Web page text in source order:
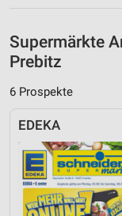
Supermärkte
Prebitz
6 Prospekte
EDEKA
Entwicklung und
Verwendung
Inhalten
Verwendung
Geräte anhand
Informationen
Nicht-IAB-